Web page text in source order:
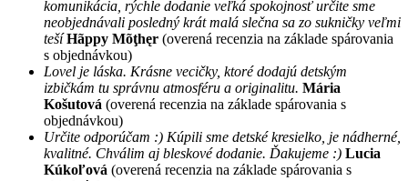
komunikácia, rýchle dodanie veľká spokojnosť určite sme
neobjednávali posledný krát malá slečna sa zo sukničky veľmi
tešíHãppy Mõţhęr (overená recenzia na základe spárovania
s objednávkou)
Lovel je láska. Krásne vecičky, ktoré dodajú detským
izbičkám tu správnu atmosféru a originalitu. Mária
Košutová (overená recenzia na základe spárovania s
objednávkou)
Určite odporúčam :) Kúpili sme detské kresielko, je nádherné,
kvalitné. Chválim aj bleskové dodanie. Ďakujeme :) Lucia
Kúkoľová (overená recenzia na základe spárovania s